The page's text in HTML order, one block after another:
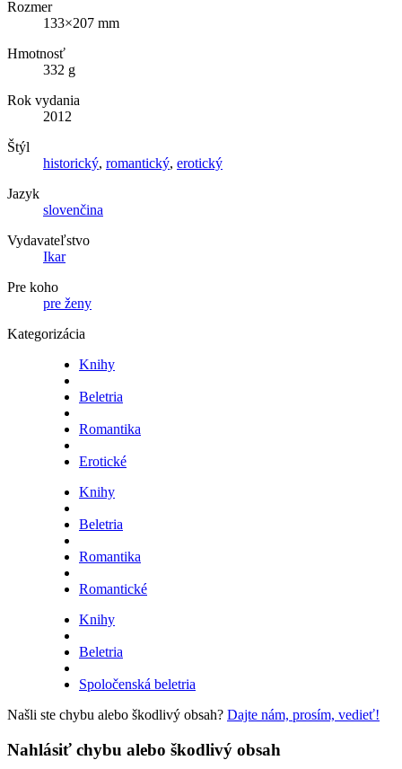
Rozmer
133×207 mm
Hmotnosť
332 g
Rok vydania
2012
Štýl
historický, romantický, erotický
Jazyk
slovenčina
Vydavateľstvo
Ikar
Pre koho
pre ženy
Kategorizácia
Knihy
Beletria
Romantika
Erotické
Knihy
Beletria
Romantika
Romantické
Knihy
Beletria
Spoločenská beletria
Našli ste chybu alebo škodlivý obsah? Dajte nám, prosím, vedieť!
Nahlásiť chybu alebo škodlivý obsah